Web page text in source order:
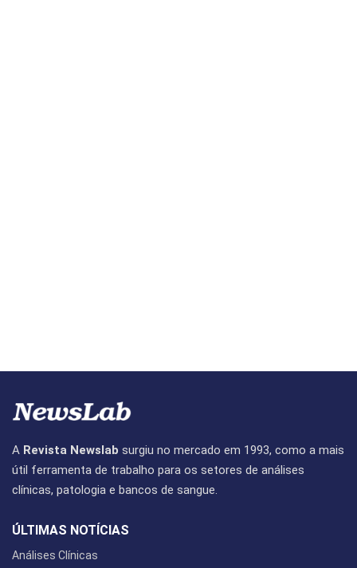
A Revista Newslab surgiu no mercado em 1993, como a mais
útil ferramenta de trabalho para os setores de análises
clínicas, patologia e bancos de sangue.
ÚLTIMAS NOTÍCIAS
Análises Clínicas